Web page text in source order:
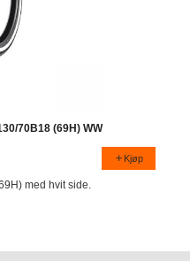
70B18 (69H) WW
Kjøp
med hvit side.